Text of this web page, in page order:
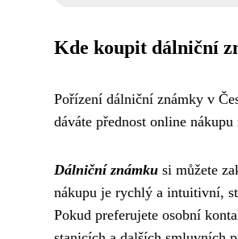
Kde koupit dálniční
Pořízení dálniční známky v
dáváte přednost online
Dálniční známku si můžete
nákupu je rychlý a intuitivní,
Pokud preferujete osobní